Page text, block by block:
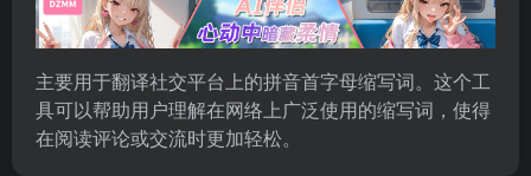
主要用于翻译社交平台上的拼音首字母缩写词‌。这个工
具可以帮助用户理解在网络上广泛使用的缩写词，使得
在阅读评论或交流时更加轻松。